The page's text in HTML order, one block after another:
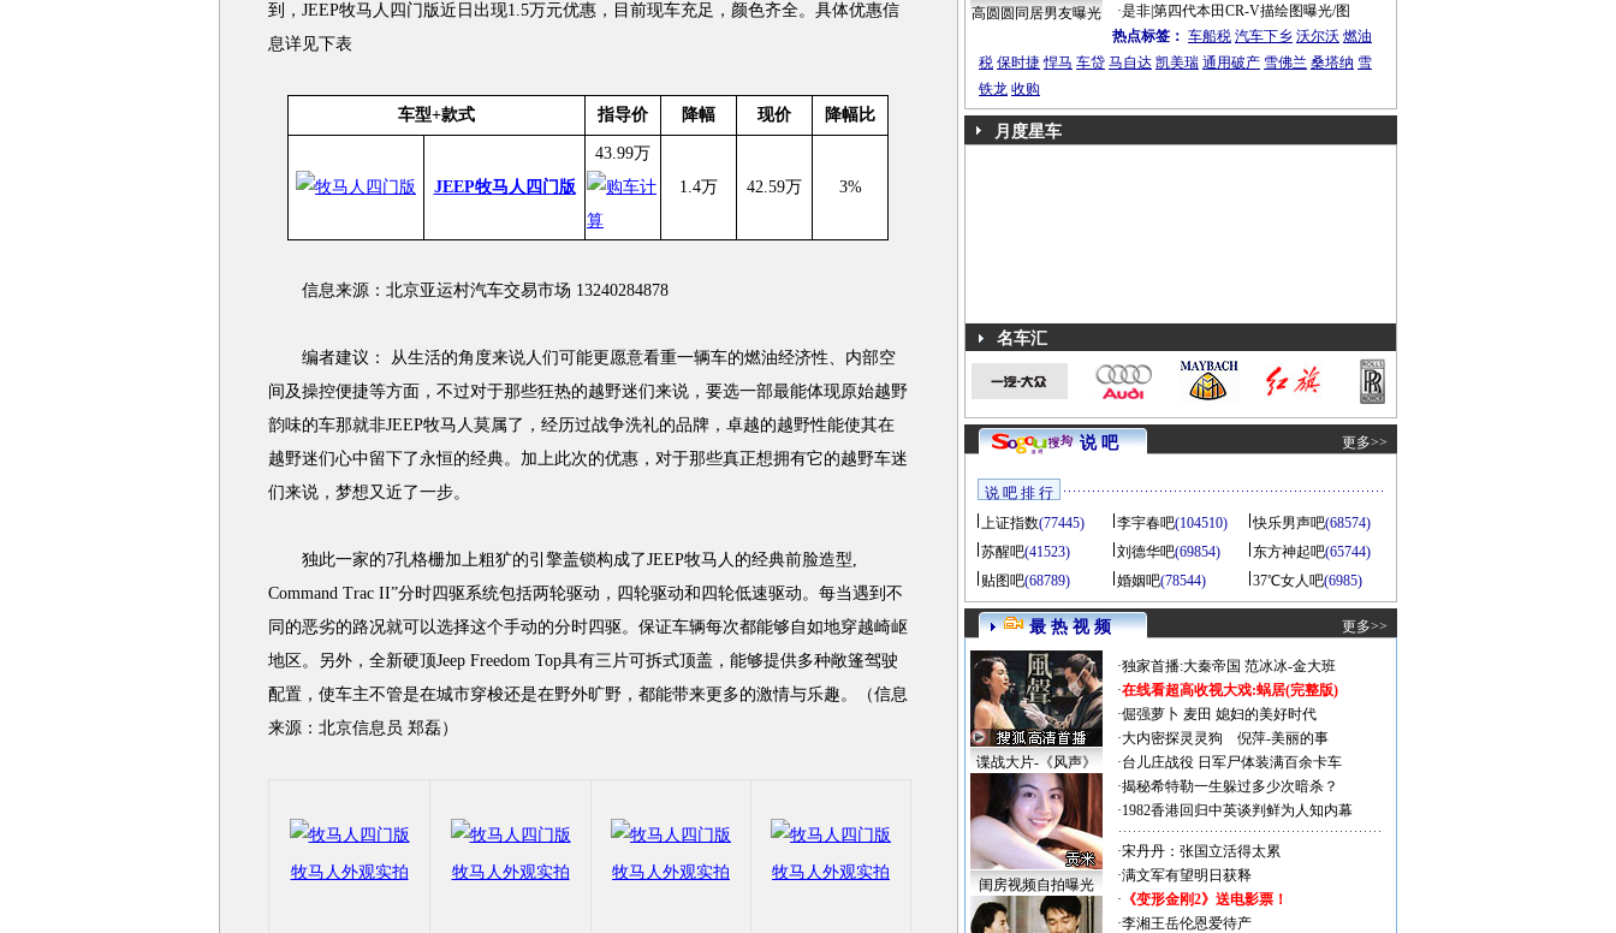
到，JEEP牧马人四门版近日出现1.5万元优惠，目前现车充足，颜色齐全。具体优惠信
息详见下表
车型+款式 指导价 降幅 现价 降幅比
JEEP牧马人四门版
43.99万
1.4万
42.59万 3%
信息来源：北京亚运村汽车交易市场 13240284878
编者建议： 从生活的角度来说人们可能更愿意看重一辆车的燃油经济性、内部空
间及操控便捷等方面，不过对于那些狂热的越野迷们来说，要选一部最能体现原始越野
韵味的车那就非JEEP牧马人莫属了，经历过战争洗礼的品牌，卓越的越野性能使其在
越野迷们心中留下了永恒的经典。加上此次的优惠，对于那些真正想拥有它的越野车迷
们来说，梦想又近了一步。
独此一家的7孔格栅加上粗犷的引擎盖锁构成了JEEP牧马人的经典前脸造型,
Command Trac II”分时四驱系统包括两轮驱动，四轮驱动和四轮低速驱动。每当遇到不
同的恶劣的路况就可以选择这个手动的分时四驱。保证车辆每次都能够自如地穿越崎岖
地区。另外，全新硬顶Jeep Freedom Top具有三片可拆式顶盖，能够提供多种敞篷驾驶
配置，使车主不管是在城市穿梭还是在野外旷野，都能带来更多的激情与乐趣。（信息
来源：北京信息员 郑磊）
牧马人外观实拍 牧马人外观实拍 牧马人外观实拍 牧马人外观实拍
高圆圆同居男友曝光
·是非|第四代本田CR-V描绘图曝光/图
热点标签： 车船税 汽车下乡 沃尔沃 燃油
税 保时捷 悍马 车贷 马自达 凯美瑞 通用破产 雪佛兰 桑塔纳 雪
铁龙 收购
月度星车
名车汇
说 吧 更多>>
说 吧 排 行
上证指数(77445) 李宇春吧(104510) 快乐男声吧(68574)
苏醒吧(41523) 刘德华吧(69854) 东方神起吧(65744)
贴图吧(68789) 婚姻吧(78544) 37℃女人吧(6985)
最 热 视 频 更多>>
谍战大片-《风声》
闺房视频自拍曝光
·独家首播:大秦帝国 范冰冰-金大班
·在线看超高收视大戏:蜗居(完整版)
·倔强萝卜 麦田 媳妇的美好时代
·大内密探灵灵狗
倪萍-美丽的事
·台儿庄战役 日军尸体装满百余卡车
·揭秘希特勒一生躲过多少次暗杀？
·1982香港回归中英谈判鲜为人知内幕
·宋丹丹：张国立活得太累
·满文军有望明日获释
· 《变形金刚2》送电影票！
·李湘王岳伦恩爱待产